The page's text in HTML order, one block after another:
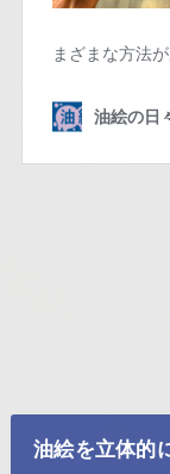
油絵を立体的